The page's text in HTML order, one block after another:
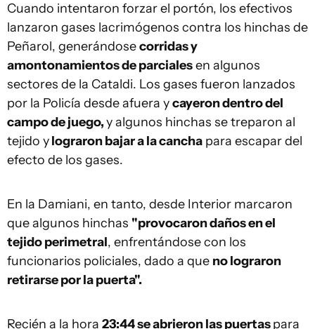
Cuando intentaron forzar el portón, los efectivos
lanzaron gases lacrimógenos contra los hinchas de
Peñarol, generándosecorridas y
amontonamientos de parcialesen algunos
sectores de la Cataldi. Los gases fueron lanzados
por la Policía desde afuera ycayeron dentro del
campo de juego,y algunos hinchas se treparon al
tejido ylograron bajar a la cancha para escapar del
efecto de los gases.
En la Damiani, en tanto, desde Interior marcaron
que algunos hinchas "provocaron daños en el
tejido perimetral, enfrentándose con los
funcionarios policiales, dado a que no lograron
retirarse por la puerta".
Recién a la hora 23:44 se abrieron las puertaspara